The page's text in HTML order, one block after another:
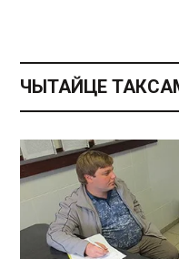
ЧЫТАЙЦЕ